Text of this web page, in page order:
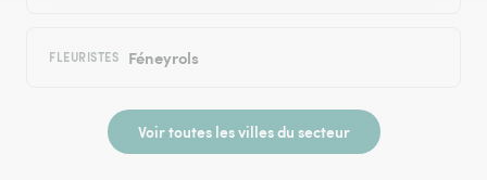
FLEURISTES Féneyrols
Voir toutes les villes du secteur